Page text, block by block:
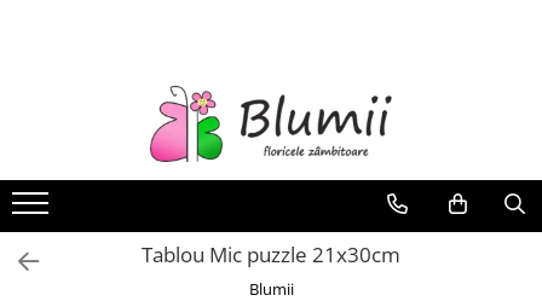
FLORI NATURALE
ARANJAMENTE
INAPOI LA SCOALA
FLORI CRIOGENATETablou Mic puzzle 21x30cm
Blumii